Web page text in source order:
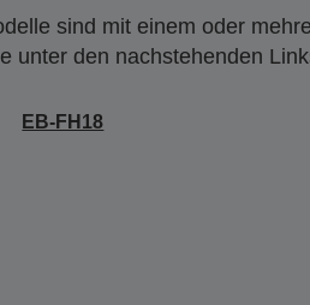
sind mit einem oder
unter den nachstehenden
EB-FH18